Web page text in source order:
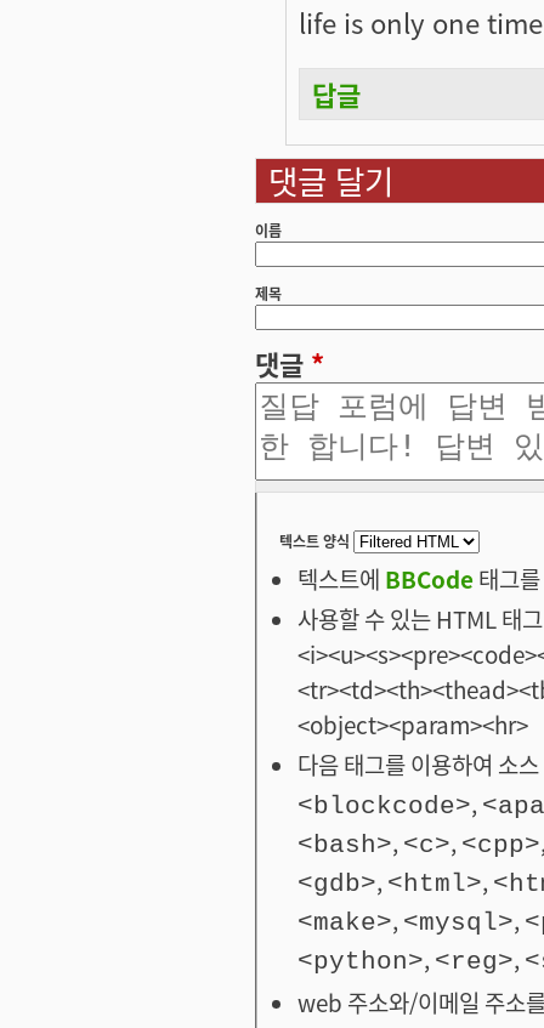
life is only one time
답글
댓글 달기
이름
제목
댓글 *
텍스트 양식
텍스트에 BBCode태그
사용할 수 있는 HTML
<object><param><hr>
다음 태그를 이용하여 소
<blockcode>,
<bash>, <c>, <cpp>
<gdb>, <html>,
<make>, <mysql>,
<python>, <reg>,
web 주소와/이메일 주소